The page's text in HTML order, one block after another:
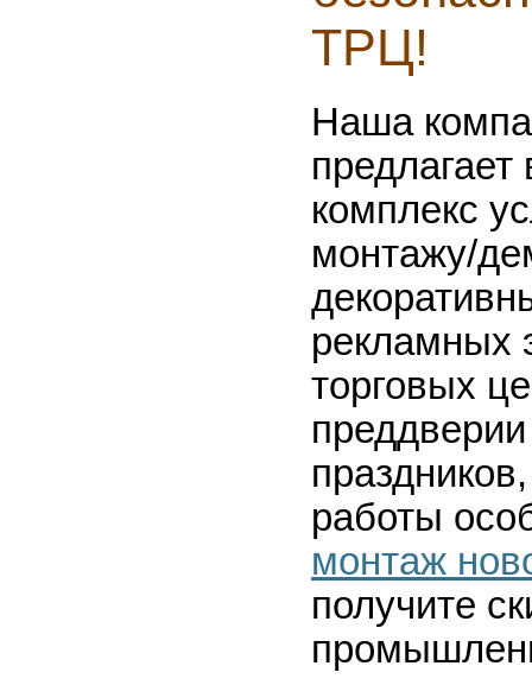
ТРЦ!
Наша
предлагает
комплекс
монтажу/
рекламных
торговых
работы
монтаж
получите